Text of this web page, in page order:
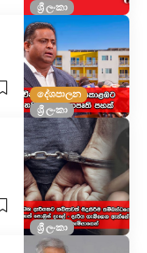
ශ්‍රී ලංකා
දේශපාලන
ශ්‍රී ලංකා
ශ්‍රී ලංකා